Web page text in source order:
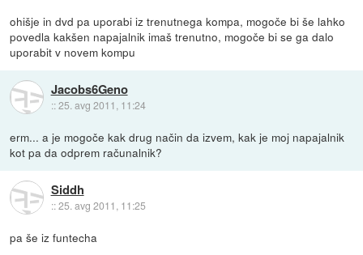
ohišje in dvd pa uporabi iz trenutnega kompa, mogoče bi še lahko
povedla kakšen napajalnik imaš trenutno, mogoče bi se ga dalo
uporabit v novem kompu
Jacobs6Geno
::25. avg 2011, 11:24
erm... a je mogoče kak drug način da izvem, kak je moj napajalnik
kot pa da odprem računalnik?
Siddh
::25. avg 2011, 11:25
pa še iz funtecha